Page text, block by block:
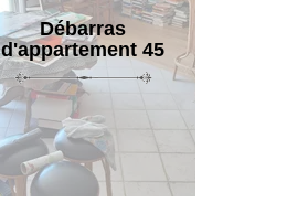
Débarras
d'appartement 45